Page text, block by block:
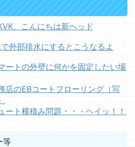
、こんにちは新ヘッド
外部排水にするとこうなるよ
ートの外壁に何かを固定したい場
店のEBコートフローリング（写
ート横積み問題・・・ヘイッ！！
等